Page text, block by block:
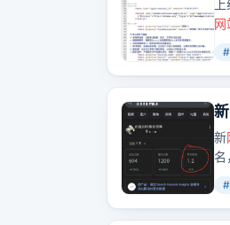
网
#
新
新
名
#